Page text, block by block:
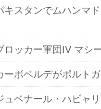
キスタンでムハンマ
ロッカー軍団IV マシ
ーボベルデがポルトガ
ュベナール・ハビャ